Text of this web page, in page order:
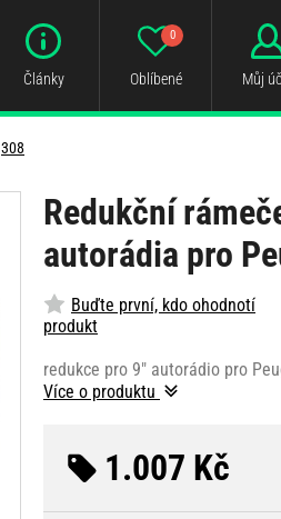
Články Oblíbené
0
Můj
308
Redukční
autorádia pro
Buďte první, kdo ohodnotí
produkt
redukce pro 9" autorádio pro
Více o produktu
1.007 Kč